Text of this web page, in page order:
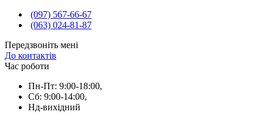
(097) 567-66-67
(063) 024-81-87
Передзвоніть мені
До контактів
Час роботи
Пн-Пт: 9:00-18:00,
Сб: 9:00-14:00,
Нд-вихідний